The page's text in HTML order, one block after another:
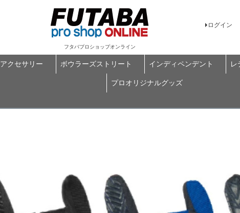
フタバプロショップオンライン
ログイン
アクセサリー ボウラーズストリート インディペンデント レ
プロオリジナルグッズ